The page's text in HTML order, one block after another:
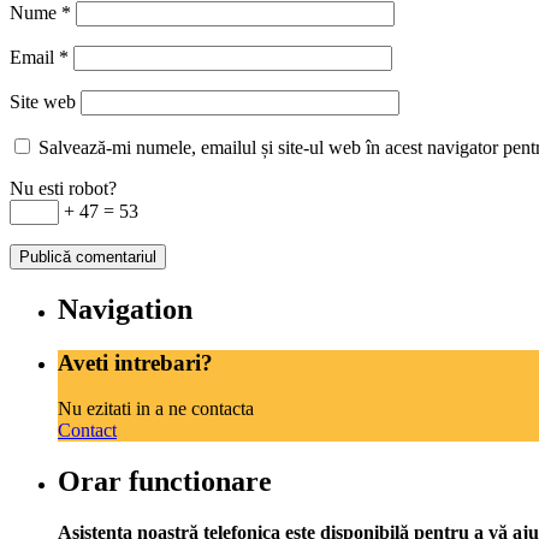
Nume *
Email *
Site web
Salvează-mi numele, emailul și site-ul web în acest navigator
Nu esti robot?
+ 47 = 53
Navigation
Aveti intrebari?
Nu ezitati in a ne contacta
Contact
Orar functionare
Asistența noastră telefonica este disponibilă pentru a vă